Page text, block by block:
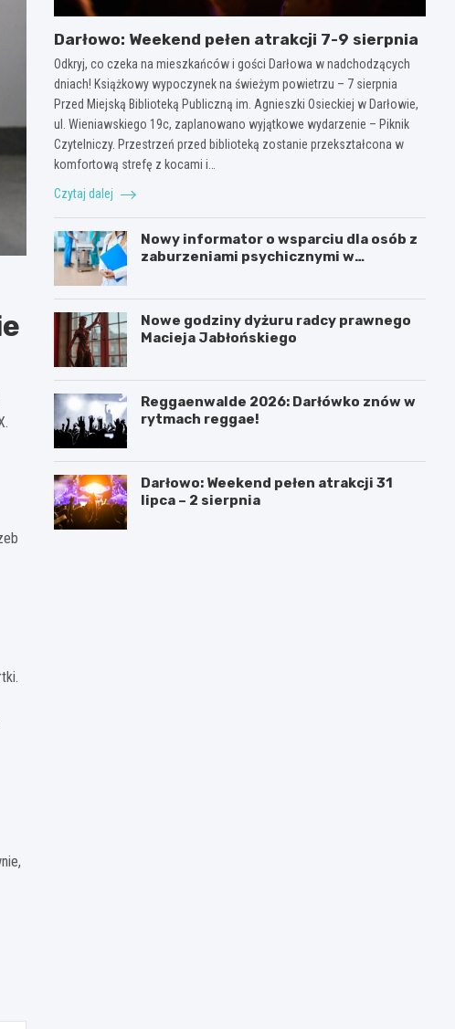
Darłowo: Weekend pełen atrakcji 7-9 sierpnia
Odkryj, co czeka na mieszkańców i gości Darłowa w nadchodzących
dniach! Książkowy wypoczynek na świeżym powietrzu – 7 sierpnia
Przed Miejską Biblioteką Publiczną im. Agnieszki Osieckiej w Darłowie,
ul. Wieniawskiego 19c, zaplanowano wyjątkowe wydarzenie – Piknik
Czytelniczy. Przestrzeń przed biblioteką zostanie przekształcona w
komfortową strefę z kocami i…
Czytaj dalej
Nowy informator o wsparciu dla osób z
zaburzeniami psychicznymi w
Nowe godziny dyżuru radcy prawnego
Macieja Jabłońskiego
Reggaenwalde 2026: Darłówko znów w
rytmach reggae!
Darłowo: Weekend pełen atrakcji 31
lipca – 2 sierpnia